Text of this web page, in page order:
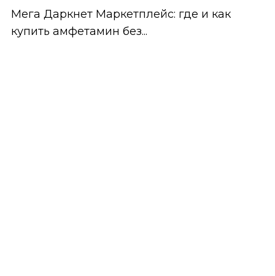
Мега Даркнет Маркетплейс: где и как
купить амфетамин без...